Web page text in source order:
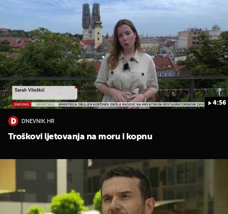
4:56
DNEVNIK.HR
Troškovi ljetovanja na moru i kopnu